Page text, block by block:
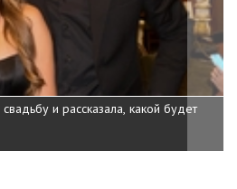
и рассказала, какой будет